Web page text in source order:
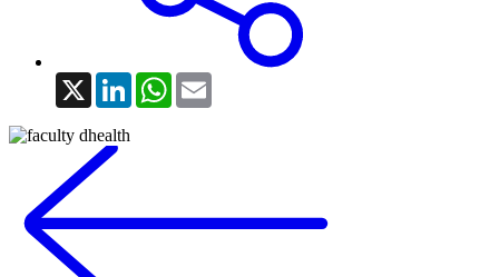
X LinkedInWhatsApp